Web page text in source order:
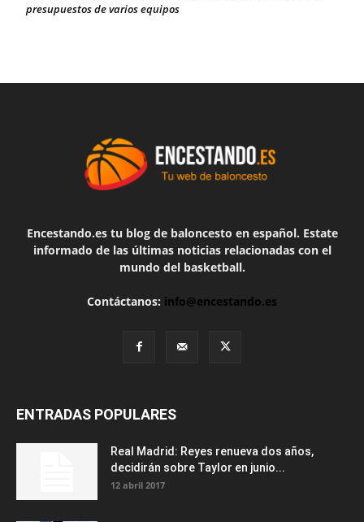
presupuestos de varios equipos
Encestando.es tu blog de baloncesto en español. Estate
informado de las últimas noticias relacionadas con el
mundo del basketball.
Contáctanos: info@encestando.es
ENTRADAS POPULARES
Real Madrid: Reyes renueva dos años,
decidirán sobre Taylor en junio...
12 abril 2017